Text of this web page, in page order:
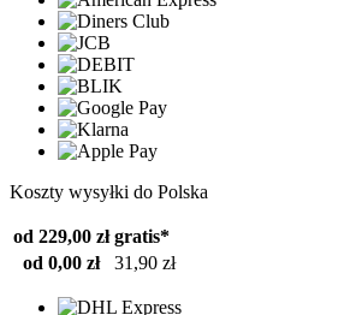
Koszty wysyłki do Polska
od 229,00 zł gratis*
od 0,00 zł
31,90 zł